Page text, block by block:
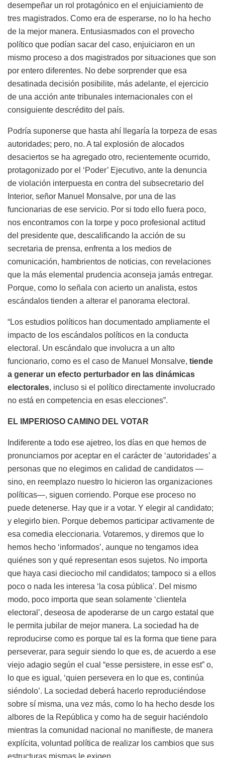
desempeñar un rol protagónico en el enjuiciamiento de
tres magistrados. Como era de esperarse, no lo ha hecho
de la mejor manera. Entusiasmados con el provecho
político que podían sacar del caso, enjuiciaron en un
mismo proceso a dos magistrados por situaciones que son
por entero diferentes. No debe sorprender que esa
desatinada decisión posibilite, más adelante, el ejercicio
de una acción ante tribunales internacionales con el
consiguiente descrédito del país.
Podría suponerse que hasta ahí llegaría la torpeza de esas
autoridades; pero, no. A tal explosión de alocados
desaciertos se ha agregado otro, recientemente ocurrido,
protagonizado por el ‘Poder’ Ejecutivo, ante la denuncia
de violación interpuesta en contra del subsecretario del
Interior, señor Manuel Monsalve, por una de las
funcionarias de ese servicio. Por si todo ello fuera poco,
nos encontramos con la torpe y poco profesional actitud
del presidente que, descalificando la acción de su
secretaria de prensa, enfrenta a los medios de
comunicación, hambrientos de noticias, con revelaciones
que la más elemental prudencia aconseja jamás entregar.
Porque, como lo señala con acierto un analista, estos
escándalos tienden a alterar el panorama electoral.
“Los estudios políticos han documentado ampliamente el
impacto de los escándalos políticos en la conducta
electoral. Un escándalo que involucra a un alto
funcionario, como es el caso de Manuel Monsalve, tiende
a generar un efecto perturbador en las dinámicas
electorales, incluso si el político directamente involucrado
no está en competencia en esas elecciones”.
EL IMPERIOSO CAMINO DEL VOTAR
Indiferente a todo ese ajetreo, los días en que hemos de
pronunciarnos por aceptar en el carácter de ‘autoridades’ a
personas que no elegimos en calidad de candidatos —
sino, en reemplazo nuestro lo hicieron las organizaciones
políticas—, siguen corriendo. Porque ese proceso no
puede detenerse. Hay que ir a votar. Y elegir al candidato;
y elegirlo bien. Porque debemos participar activamente de
esa comedia eleccionaria. Votaremos, y diremos que lo
hemos hecho ‘informados’, aunque no tengamos idea
quiénes son y qué representan esos sujetos. No importa
que haya casi dieciocho mil candidatos; tampoco si a ellos
poco o nada les interesa ‘la cosa pública’. Del mismo
modo, poco importa que sean solamente ‘clientela
electoral’, deseosa de apoderarse de un cargo estatal que
le permita jubilar de mejor manera. La sociedad ha de
reproducirse como es porque tal es la forma que tiene para
perseverar, para seguir siendo lo que es, de acuerdo a ese
viejo adagio según el cual “esse persistere, in esse est” o,
lo que es igual, ‘quien persevera en lo que es, continúa
siéndolo’. La sociedad deberá hacerlo reproduciéndose
sobre sí misma, una vez más, como lo ha hecho desde los
albores de la República y como ha de seguir haciéndolo
mientras la comunidad nacional no manifieste, de manera
explícita, voluntad política de realizar los cambios que sus